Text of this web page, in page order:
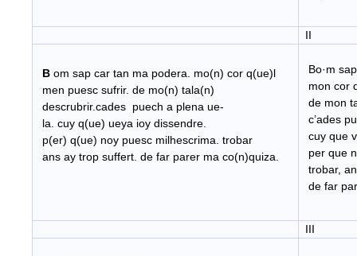
II
B om sap car tan ma podera. mo(n) cor q(ue)l
men puesc sufrir. de mo(n) tala(n)
descrubrir.cades puech a plena ue-
la. cuy q(ue) ueya ioy dissendre.
p(er) q(ue) noy puesc milhescrima. trobar
ans ay trop suffert. de far parer ma co(n)quiza.
Bo·m
mon cor
de mon
c’ades
cuy que
per que
trobar,
de far
III